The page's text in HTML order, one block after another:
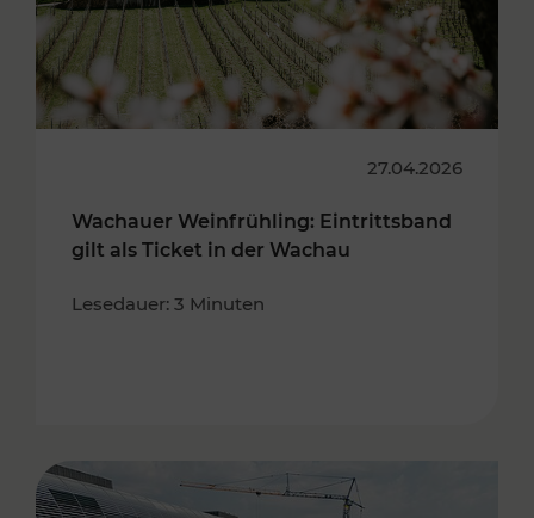
27.04.2026
Wachauer Weinfrühling: Eintrittsband
gilt als Ticket in der Wachau
Lesedauer: 3 Minuten